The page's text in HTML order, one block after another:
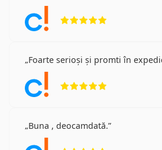
Foarte serioși și promti în
Buna , deocamdată.